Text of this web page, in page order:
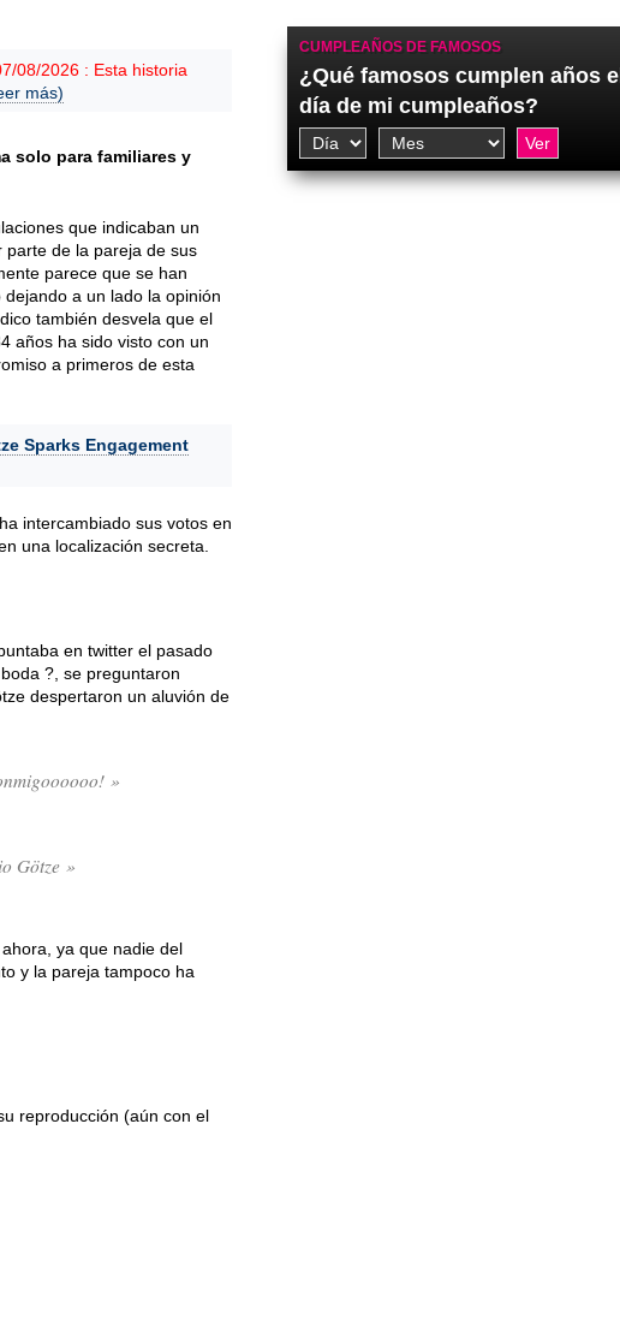
08/2026 : Esta historia
más)
solo para familiares y
que indicaban un
parte de la pareja de sus
parece que se han
a un lado la opinión
también desvela que el
años ha sido visto con un
a primeros de esta
Sparks Engagement
intercambiado sus votos en
una localización secreta.
en twitter el pasado
?, se preguntaron
despertaron un aluvión de
»
Götze »
ya que nadie del
y la pareja tampoco ha
reproducción (aún con el
CUMPLEAÑOS DE FAMOSOS
¿Qué famosos cumplen años el
día de mi cumpleaños?